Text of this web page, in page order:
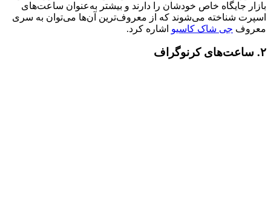
بازار جایگاه خاص خودشان را دارند و بیشتر به‌عنوان ساعت‌‌های
اسپرت شناخته می‌شوند که از معروف‌ترین آن‌ها می‌توان به سری‌
معروف جی شاک کاسیو اشاره کرد.
۲. ساعت‌های کرنوگراف